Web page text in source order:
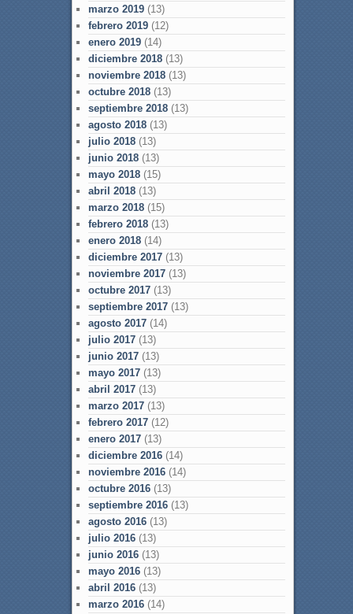
marzo 2019(13)
febrero 2019(12)
enero 2019(14)
diciembre 2018(13)
noviembre 2018(13)
octubre 2018(13)
septiembre 2018(13)
agosto 2018(13)
julio 2018(13)
junio 2018(13)
mayo 2018(15)
abril 2018(13)
marzo 2018(15)
febrero 2018(13)
enero 2018(14)
diciembre 2017(13)
noviembre 2017(13)
octubre 2017(13)
septiembre 2017(13)
agosto 2017(14)
julio 2017(13)
junio 2017(13)
mayo 2017(13)
abril 2017(13)
marzo 2017(13)
febrero 2017(12)
enero 2017(13)
diciembre 2016(14)
noviembre 2016(14)
octubre 2016(13)
septiembre 2016(13)
agosto 2016(13)
julio 2016(13)
junio 2016(13)
mayo 2016(13)
abril 2016(13)
marzo 2016(14)